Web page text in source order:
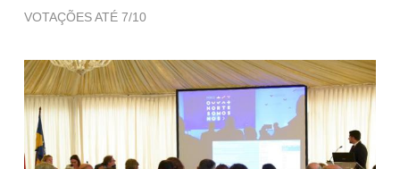
VOTAÇÕES ATÉ 7/10